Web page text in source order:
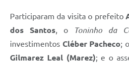
Participaram da visita o prefeito
dos Santos, o Toninho da
investimentos Cléber Pacheco;
Gilmarez Leal (Marez); e o